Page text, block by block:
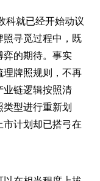
科就已经开始动议
寻觅过程中，既
的期待。事实
牌照规则，不再
链逻辑按照清
型进行重新划
计划却已搭弓在